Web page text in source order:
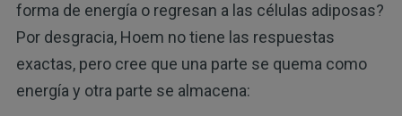
forma de energía o regresan a las células adiposas?
Por desgracia, Hoem no tiene las respuestas
exactas, pero cree que una parte se quema como
energía y otra parte se almacena: